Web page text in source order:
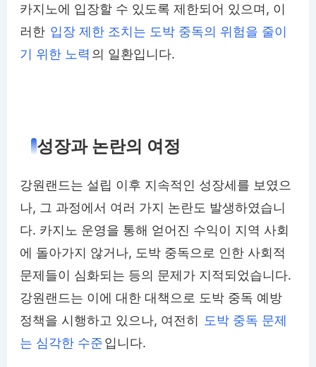
카지노에 입장할 수 있도록 제한되어 있으며, 이
러한 입장 제한 조치는 도박 중독의 위험을 줄이
기 위한 노력 의 일환입니다.
성장과 논란의 여정
강원랜드는 설립 이후 지속적인 성장세를 보였으
나, 그 과정에서 여러 가지 논란도 발생하였습니
다. 카지노 운영을 통해 얻어진 수익이 지역 사회
에 돌아가지 않거나, 도박 중독으로 인한 사회적
문제들이 심화되는 등의 문제가 지적되었습니다.
강원랜드는 이에 대한 대책으로 도박 중독 예방
정책을 시행하고 있으나, 여전히 도박 중독 문제
는 심각한 수준입니다.